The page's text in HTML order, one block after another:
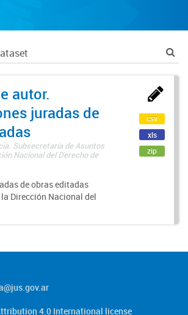
autor.
juradas de
Subsecretaría de Asuntos
Nacional del Derecho de
de obras editadas
Dirección Nacional del
csv
xls
zip
4.0 International license